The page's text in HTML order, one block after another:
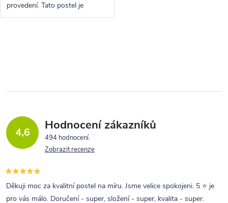
provedení. Tato postel je
vhodná do všech pokojů a
á
a
c
p
r
4,6 Hodnocení zákazníků
494 hodnocení
Zobrazit recenze
Děkuji moc za kvalitní postel na míru. Jsme velice spokojeni. 5 ⭐ je
pro vás málo. Doručení - super, složení - super, kvalita - super.